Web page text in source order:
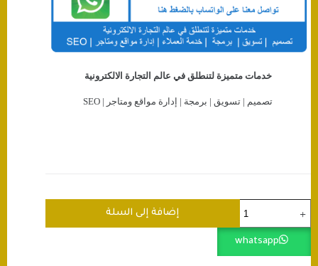
خدمات متميزة لتنطلق في عالم التجارة الالكترونية
تصميم | تسويق | برمجة | إدارة مواقع ومتاجر | SEO
زيادة
متابعين
يوتيوب
🌟
إضافة إلى السلة
whatsapp